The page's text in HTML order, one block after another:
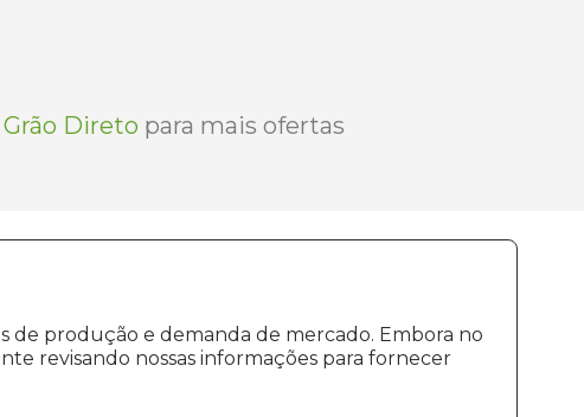
Grão Direto para mais ofertas
de produção e demanda de mercado. Embora no
revisando nossas informações para fornecer